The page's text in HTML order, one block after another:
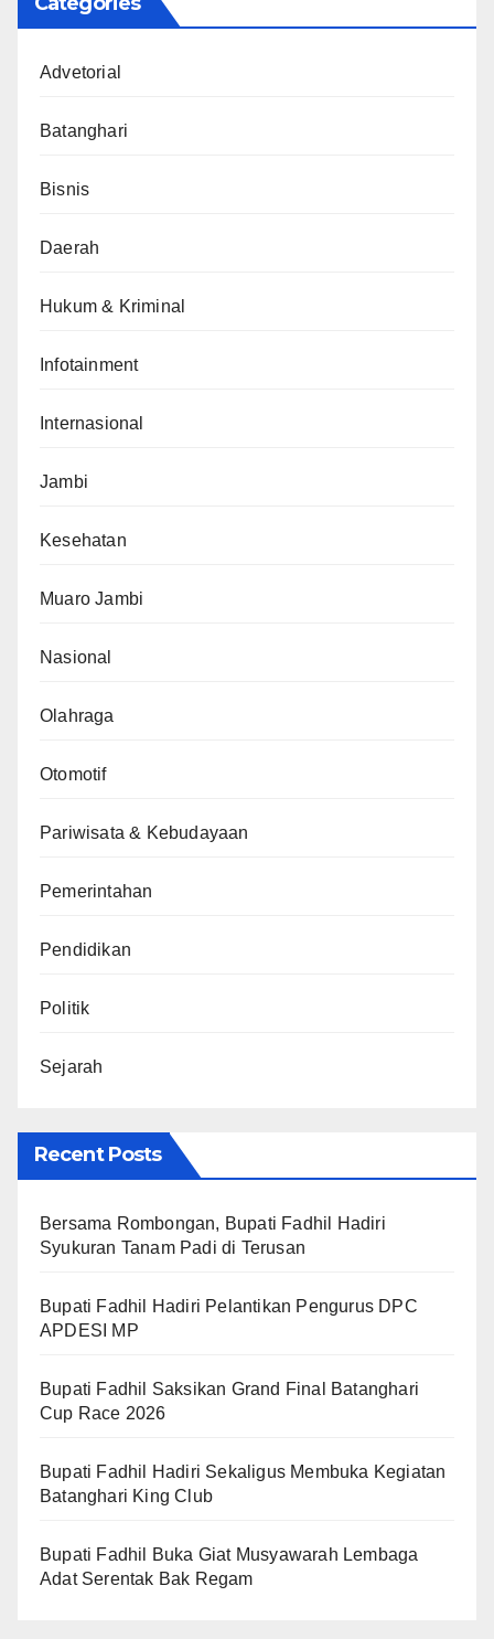
Advetorial
Batanghari
Bisnis
Daerah
Hukum & Kriminal
Infotainment
Internasional
Jambi
Kesehatan
Muaro Jambi
Nasional
Olahraga
Otomotif
Pariwisata & Kebudayaan
Pemerintahan
Pendidikan
Politik
Sejarah
Recent Posts
Bersama Rombongan, Bupati Fadhil Hadiri
Syukuran Tanam Padi di Terusan
Bupati Fadhil Hadiri Pelantikan Pengurus DPC
APDESI MP
Bupati Fadhil Saksikan Grand Final Batanghari
Cup Race 2026
Bupati Fadhil Hadiri Sekaligus Membuka Kegiatan
Batanghari King Club
Bupati Fadhil Buka Giat Musyawarah Lembaga
Adat Serentak Bak Regam